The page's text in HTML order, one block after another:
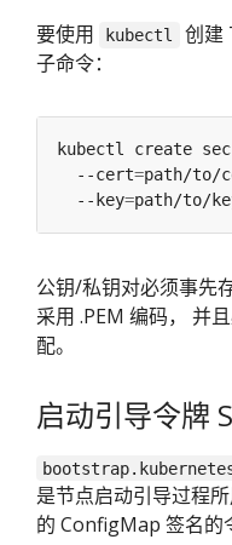
要使用
kubectl 创建
子命令：
kubectl create
  --cert
=path/
  --key
=
公钥/私钥对必须事先存
采用 .PEM 编码， 并
配。
启动引导令牌
是节点启动引导过程
的 ConfigMap 签名的